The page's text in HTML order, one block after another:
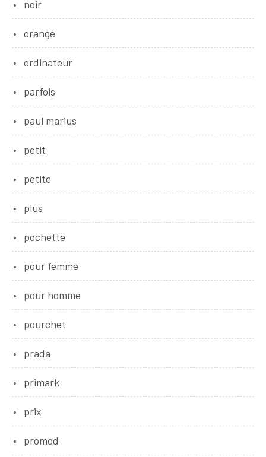
noir
orange
ordinateur
parfois
paul marius
petit
petite
plus
pochette
pour femme
pour homme
pourchet
prada
primark
prix
promod